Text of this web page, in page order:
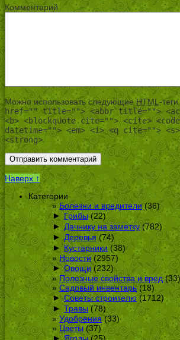
Комментарий
Можно использовать следующиеHTML-
href="" title=""> <abbr title="">
<b> <blockquote cite=""> <cite>
datetime=""> <em> <i> <q cite="">
<strong>
Наверх ↑
Категории
Болезни и вредители(36)
► Грибы(22)
► Дачнику на заметку(782)
► Деревья (74)
► Кустарники(38)
Новости (2957)
► Овощи(232)
Полезные свойства и вред(33)
Садовый инвентарь(18)
► Советы строителю(1712)
► Травы(78)
Удобрения (33)
Цветы(37)
► Ягоды(25)